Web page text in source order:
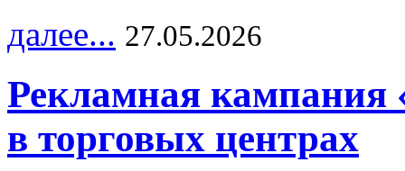
далее... 27.05.2026
Рекламная кампания
в торговых центрах